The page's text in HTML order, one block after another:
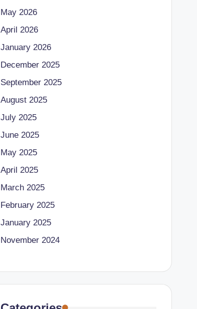
May 2026
April 2026
January 2026
December 2025
September 2025
August 2025
July 2025
June 2025
May 2025
April 2025
March 2025
February 2025
January 2025
November 2024